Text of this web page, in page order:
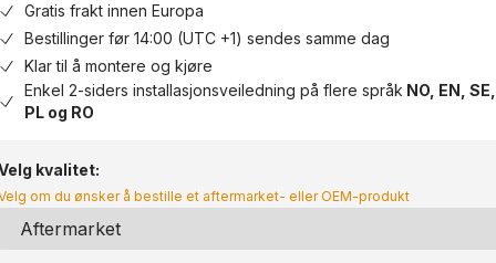
Gratis frakt innen Europa
Bestillinger før 14:00 (UTC +1) sendes samme dag
Klar til å montere og kjøre
Enkel 2-siders installasjonsveiledning på flere språk NO, EN,
PL og RO
kvalitet:
om du ønsker å bestille et aftermarket- eller OEM-produkt